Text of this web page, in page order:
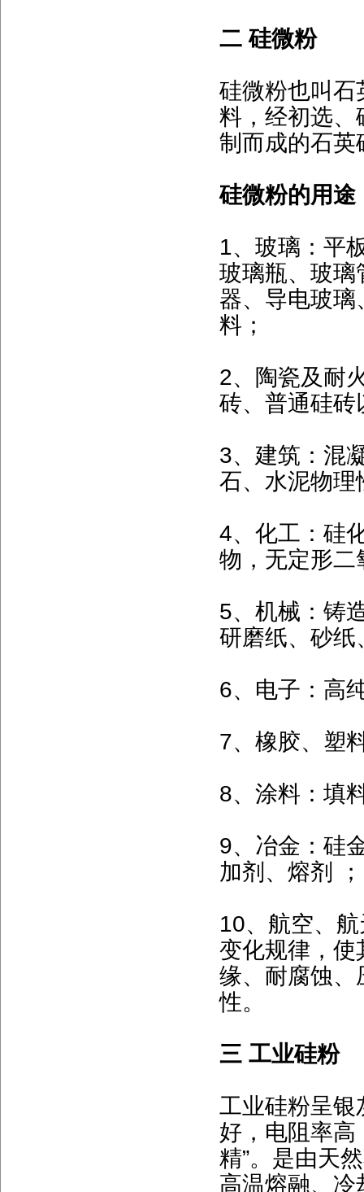
二 硅微粉
硅微粉也叫石
料，经初选、
制而成的石英
硅微粉的用途
1、玻璃：平
玻璃瓶、玻璃
器、导电玻
料；
2、陶瓷及耐
砖、普通硅砖
3、建筑：混
石、水泥物理
4、化工：硅
物，无定形二
5、机械：铸
研磨纸、砂纸
6、电子：高
7、橡胶、塑
8、涂料：填
9、冶金：硅
加剂、熔剂 ；
10、航空、
变化规律，使
缘、耐腐蚀、
性。
三 工业硅粉
工业硅粉呈银
好，电阻率高
精”。是由天
高温熔融、